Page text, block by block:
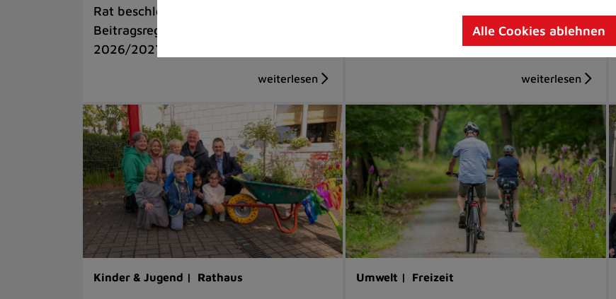
Rat beschloss einstimmig die neuen
Beitragsregelungen ab dem Schuljahr
2026/2027
läuft noch bis 6. Juni
Kinder & Jugend | Rathaus Umwelt | Freizeit
Alle Cookies ablehnen